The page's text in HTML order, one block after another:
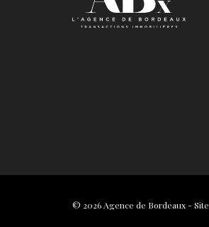
© 2026 Agence de Bordeaux - Site